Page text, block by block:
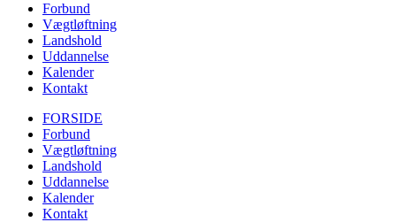
Forbund
Vægtløftning
Landshold
Uddannelse
Kalender
Kontakt
FORSIDE
Forbund
Vægtløftning
Landshold
Uddannelse
Kalender
Kontakt